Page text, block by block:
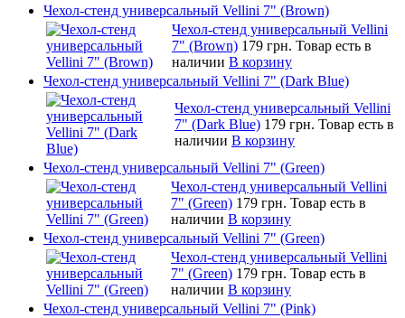
Чехол-стенд универсальный Vellini 7" (Brown)
Чехол-стенд универсальный Vellini
7" (Brown) 179 грн. Товар есть в
наличии В корзину
Чехол-стенд универсальный Vellini 7" (Dark Blue)
Чехол-стенд универсальный Vellini
7" (Dark Blue) 179 грн. Товар есть в
наличии В корзину
Чехол-стенд универсальный Vellini 7" (Green)
Чехол-стенд универсальный Vellini
7" (Green) 179 грн. Товар есть в
наличии В корзину
Чехол-стенд универсальный Vellini 7" (Green)
Чехол-стенд универсальный Vellini
7" (Green) 179 грн. Товар есть в
наличии В корзину
Чехол-стенд универсальный Vellini 7" (Pink)